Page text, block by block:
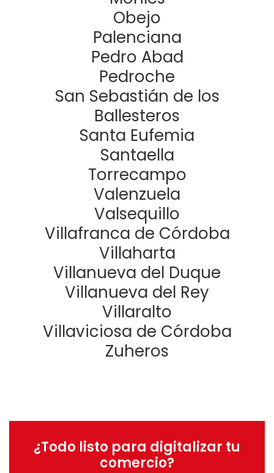
Obejo
Palenciana
Pedro Abad
Pedroche
San Sebastián de los
Ballesteros
Santa Eufemia
Santaella
Torrecampo
Valenzuela
Valsequillo
Villafranca de Córdoba
Villaharta
Villanueva del Duque
Villanueva del Rey
Villaralto
Villaviciosa de Córdoba
Zuheros
¿Todo listo para digitalizar tu
comercio?